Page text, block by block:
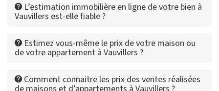
L’estimation immobilière en ligne de votre bien à
Vauvillers est-elle fiable ?
Estimez vous-même le prix de votre maison ou
de votre appartement à Vauvillers ?
Comment connaitre les prix des ventes réalisées